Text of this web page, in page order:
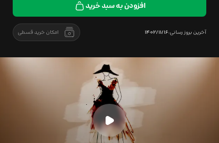
افزودن به سبد خرید
آخرین بروز رسانی:۱۴۰۲/۱۱/۱۶ امکان خرید قسطی